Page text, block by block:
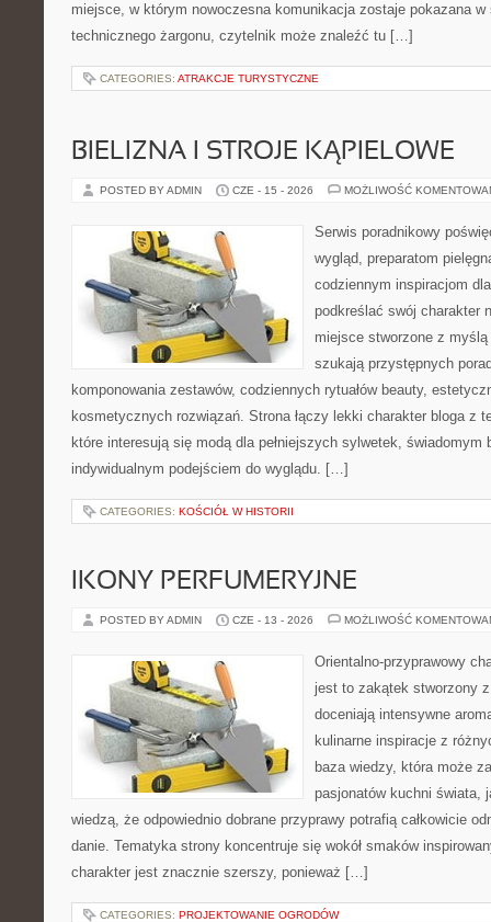
miejsce, w którym nowoczesna komunikacja zostaje pokazana
technicznego żargonu, czytelnik może znaleźć tu […]
CATEGORIES: ATRAKCJE TURYSTYCZNE
BIELIZNA I STROJE KĄPIELOWE
POSTED BY ADMIN CZE - 15 - 2026 MOŻLIWOŚĆ
Serwis poradnikowy
wygląd, preparatom
codziennym inspiracjom
podkreślać swój charakter
miejsce stworzone z
szukają przystępnych
komponowania zestawów, codziennych rytuałów beauty,
kosmetycznych rozwiązań. Strona łączy lekki charakter bloga z
które interesują się modą dla pełniejszych sylwetek, świadomym
indywidualnym podejściem do wyglądu. […]
CATEGORIES: KOŚCIÓŁ W HISTORII
IKONY PERFUMERYJNE
POSTED BY ADMIN CZE - 13 - 2026 MOŻLIWOŚĆ
Orientalno-przyprawowy
jest to zakątek stworzony
doceniają intensywne
kulinarne inspiracje z
baza wiedzy, która może
pasjonatów kuchni świata,
wiedzą, że odpowiednio dobrane przyprawy potrafią całkowicie
danie. Tematyka strony koncentruje się wokół smaków
charakter jest znacznie szerszy, ponieważ […]
CATEGORIES: PROJEKTOWANIE OGRODÓW